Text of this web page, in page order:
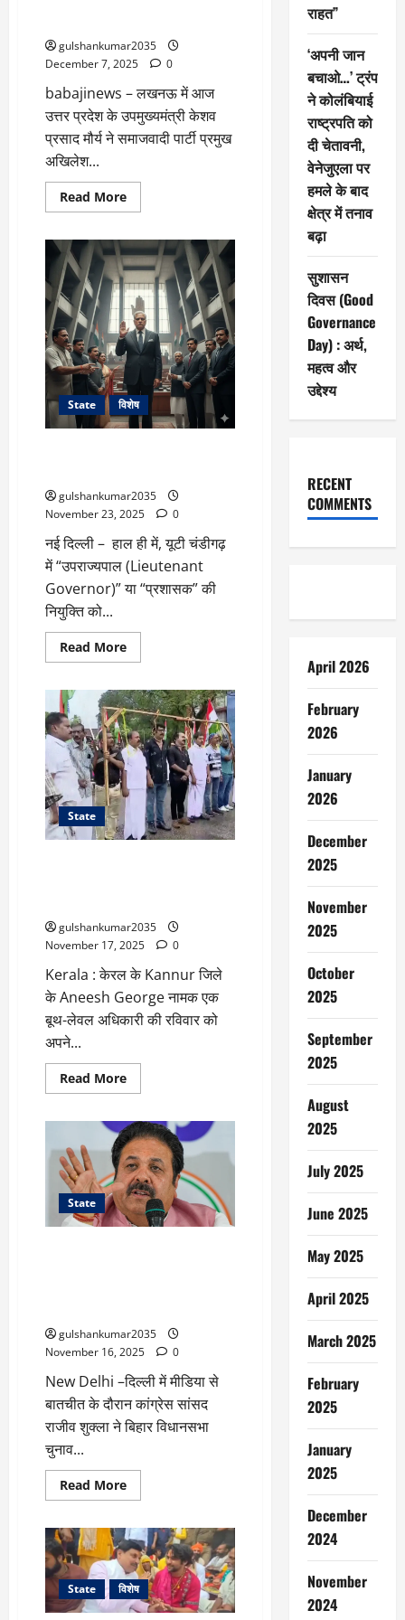
gulshankumar2035
December 7, 2025
0
babajinews – लखनऊ में आज
उत्तर प्रदेश के उपमुख्यमंत्री केशव
प्रसाद मौर्य ने समाजवादी पार्टी प्रमुख
अखिलेश...
Read MoreRead
more
केशव
प्रसाद
मौर्य
का
पलटवार
—
“अखिलेश
यादव
गैर-
जिम्मेदाराना
बयान
दे
रहे
हैं”
State विशेष
gulshankumar2035
November 23, 2025
0
नई दिल्ली – हाल ही में, यूटी चंडीगढ़
में “उपराज्यपाल (Lieutenant
Governor)” या “प्रशासक” की
नियुक्ति को...
Read MoreRead
more
में
एलजी
की
नियुक्ति:
केंद्र
व
राज्य
सरकारों
के
विवाद
State
gulshankumar2035
November 17, 2025
0
Kerala : केरल के Kannur जिले
के Aneesh George नामक एक
बूथ-लेवल अधिकारी की रविवार को
अपने...
Read MoreRead
more
:
केरल
के
इस
ज़िले
में
कुछ
लोगों
ने
State
gulshankumar2035
November 16, 2025
0
New Delhi –दिल्ली में मीडिया से
बातचीत के दौरान कांग्रेस सांसद
राजीव शुक्ला ने बिहार विधानसभा
चुनाव...
Read MoreRead
more
में
कांग्रेस
सांसद
राजीव
शुक्ला
का
बयान
State विशेष
राहत”
‘अपनी जान
बचाओ…’ ट्रंप
ने कोलंबियाई
राष्ट्रपति को
दी चेतावनी,
वेनेजुएला पर
हमले के बाद
क्षेत्र में तनाव
बढ़ा
सुशासन
दिवस (Good
Governance
Day) : अर्थ,
महत्व और
उद्देश्य
RECENT
COMMENTS
April 2026
February
2026
January
2026
December
2025
November
2025
October
2025
September
2025
August
2025
July 2025
June 2025
May 2025
April 2025
March 2025
February
2025
January
2025
December
2024
November
2024